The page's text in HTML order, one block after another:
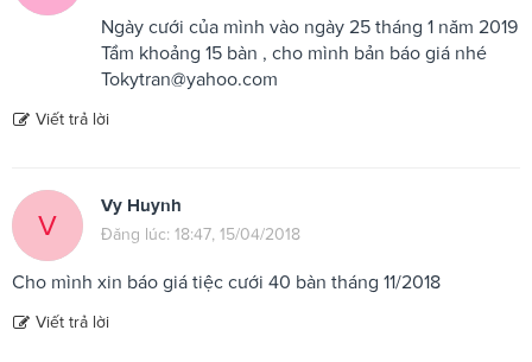
Ngày cưới của mình vào ngày 25 tháng 1 năm 2019
Tầm khoảng 15 bàn , cho mình bản báo giá nhé
Tokytran@yahoo.com
Viết trả lời
V
Vy Huynh
Đăng lúc: 18:47, 15/04/2018
Cho mình xin báo giá tiệc cưới 40 bàn tháng 11/2018
Viết trả lời